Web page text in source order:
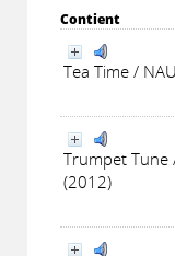
Contient
Tea Time /
Trumpet Tune
(2012)